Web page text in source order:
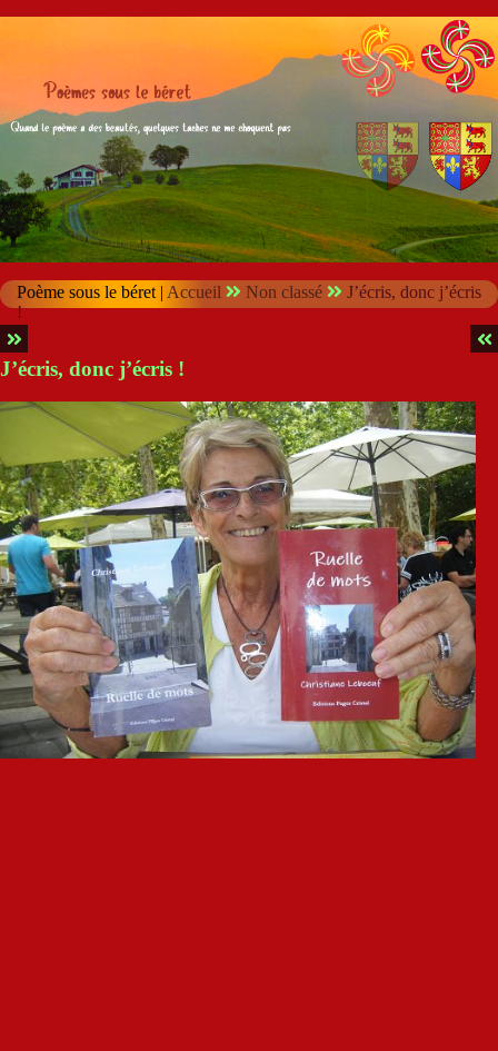
Poème sous le béret | Accueil Non classé
J’écris, donc j’écris
!
J’écris, donc j’écris !